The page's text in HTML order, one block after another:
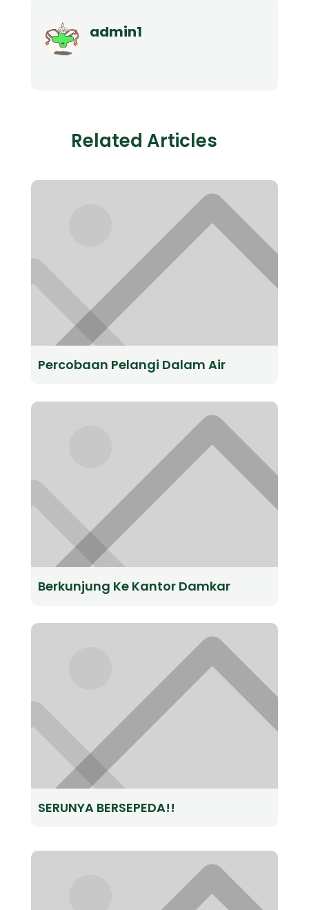
admin1
Related Articles
Percobaan Pelangi Dalam Air
Berkunjung Ke Kantor Damkar
SERUNYA BERSEPEDA!!